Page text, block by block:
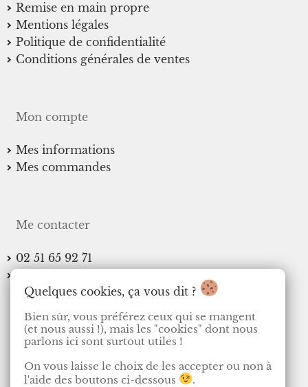
Remise en main propre
Mentions légales
Politique de confidentialité
Conditions générales de ventes
Mon compte
Mes informations
Mes commandes
Me contacter
02 51 65 92 71
Me suivre
Facebook
Instagram
TikTok
Quelques cookies, ça vous dit ?
Bien sûr, vous préférez ceux qui se mangent
(et nous aussi !), mais les "cookies" dont nous
parlons ici sont surtout utiles !
On vous laisse le choix de les accepter ou non à
l'aide des boutons ci-dessous
.